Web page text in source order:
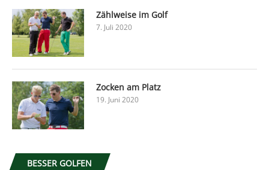
Zählweise im Golf
7. Juli 2020
Zocken am Platz
19. Juni 2020
BESSER GOLFEN